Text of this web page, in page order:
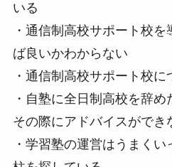
いる
・通信制高校サポート校
ば良いかわからない
・通信制高校サポート校
・自塾に全日制高校を辞め
その際にアドバイスができ
・学習塾の運営はうまく